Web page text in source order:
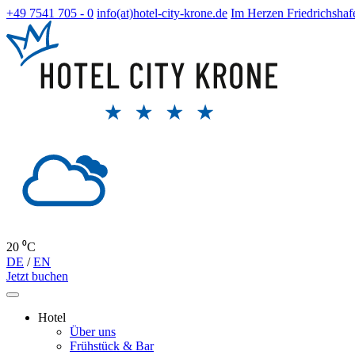
+49 7541 705 - 0 info(at)hotel-city-krone.de Im Herzen
20 ⁰C
DE /EN
Jetzt buchen
Hotel
Über uns
Frühstück & Bar